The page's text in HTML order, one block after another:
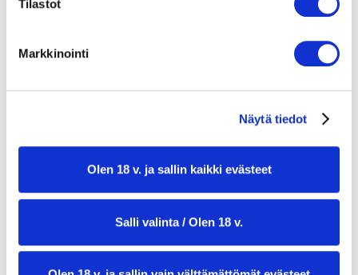
Tilastot
Markkinointi
Näytä tiedot
Olen 18 v. ja sallin kaikki evästeet
Salli valinta / Olen 18 v.
annosmäärä:6